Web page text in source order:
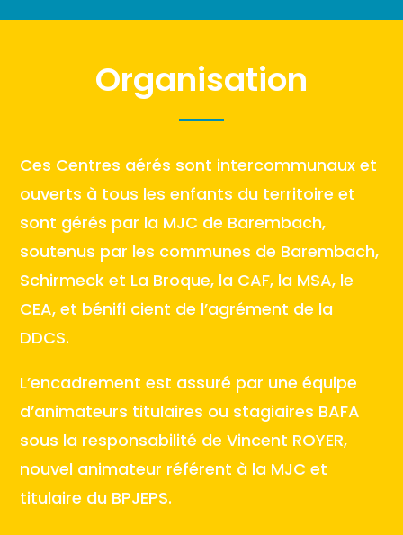
Organisation
Ces Centres aérés sont intercommunaux et
ouverts à tous les enfants du territoire et
sont gérés par la MJC de Barembach,
soutenus par les communes de Barembach,
Schirmeck et La Broque, la CAF, la MSA, le
CEA, et bénifi cient de l’agrément de la
DDCS.
L’encadrement est assuré par une équipe
d’animateurs titulaires ou stagiaires BAFA
sous la responsabilité de Vincent ROYER,
nouvel animateur référent à la MJC et
titulaire du BPJEPS.